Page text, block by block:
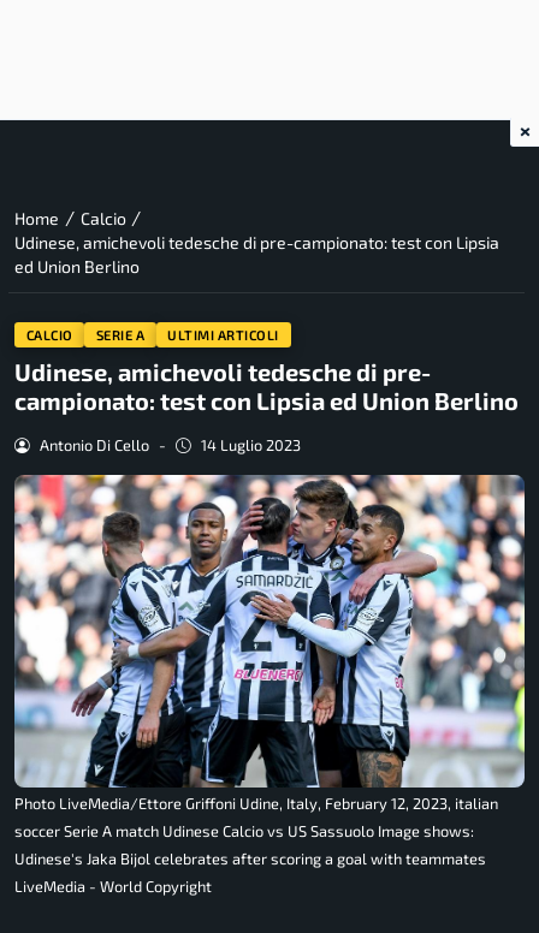
Home / Calcio /
Udinese, amichevoli tedesche di pre-campionato: test con Lipsia
ed Union Berlino
CALCIO SERIE A ULTIMI ARTICOLI
Udinese, amichevoli tedesche di pre-
campionato: test con Lipsia ed Union Berlino
Antonio Di Cello - 14 Luglio 2023
Photo LiveMedia/Ettore Griffoni Udine, Italy, February 12, 2023, italian
soccer Serie A match Udinese Calcio vs US Sassuolo Image shows:
Udinese's Jaka Bijol celebrates after scoring a goal with teammates
LiveMedia - World Copyright
×